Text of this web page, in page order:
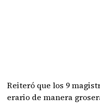
Reiteró que los 9
erario de manera